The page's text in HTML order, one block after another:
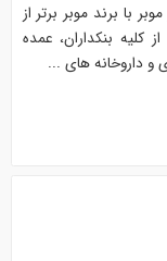
با برند موبر برتر از
کلیه بنکداران، عمده
داروخانه های ...